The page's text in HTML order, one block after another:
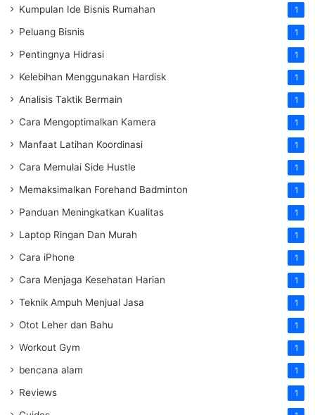
Kumpulan Ide Bisnis Rumahan 1
Peluang Bisnis 1
Pentingnya Hidrasi 1
Kelebihan Menggunakan Hardisk 1
Analisis Taktik Bermain 1
Cara Mengoptimalkan Kamera 1
Manfaat Latihan Koordinasi 1
Cara Memulai Side Hustle 1
Memaksimalkan Forehand Badminton 1
Panduan Meningkatkan Kualitas 1
Laptop Ringan Dan Murah 1
Cara iPhone 1
Cara Menjaga Kesehatan Harian 1
Teknik Ampuh Menjual Jasa 1
Otot Leher dan Bahu 1
Workout Gym 1
bencana alam 1
Reviews 1